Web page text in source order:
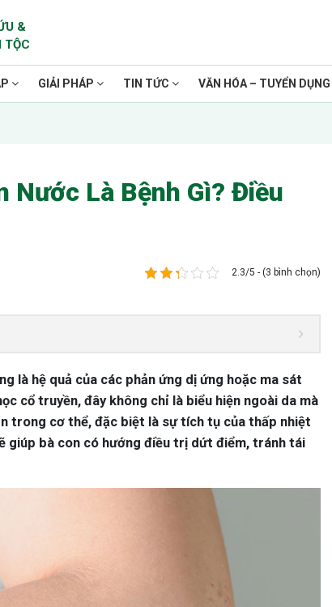
&
TỘC
GIẢI PHÁP TIN TỨC VĂN HÓA – TUYỂN DỤNG
Nước Là Bệnh Gì? Điều
2.3/5 - (3 bình chọn)
là hệ quả của các phản ứng dị ứng hoặc ma sát
cổ truyền, đây không chỉ là biểu hiện ngoài da mà
trong cơ thể, đặc biệt là sự tích tụ của thấp nhiệt
giúp bà con có hướng điều trị dứt điểm, tránh tái